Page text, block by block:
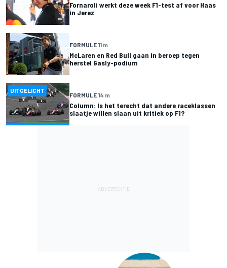
Fornaroli werkt deze week F1-test af voor Haas
in Jerez
FORMULE 11 m
McLaren en Red Bull gaan in beroep tegen
herstel Gasly-podium
UITGELICHT
FORMULE 14 m
Column: Is het terecht dat andere raceklassen
slaatje willen slaan uit kritiek op F1?